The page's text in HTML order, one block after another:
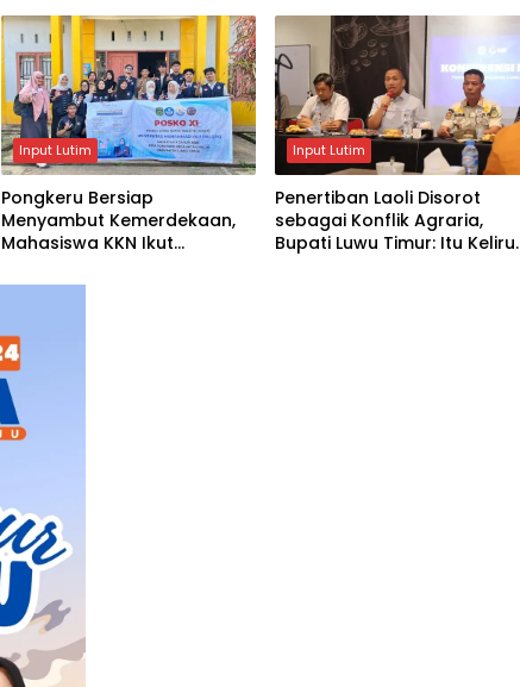
Input Lutim
Pongkeru Bersiap
Menyambut Kemerdekaan,
Mahasiswa KKN Ikut
Agustus
Input Lutim
Penertiban Laoli Disorot
sebagai Konflik Agraria,
Bupati Luwu Timur: Itu Keliru,